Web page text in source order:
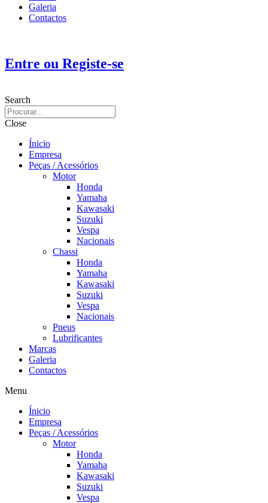
Galeria
Contactos
Entre ou Registe-se
Search
Close
Ínicio
Empresa
Peças / Acessórios
Motor
Honda
Yamaha
Kawasaki
Suzuki
Vespa
Nacionais
Chassi
Honda
Yamaha
Kawasaki
Suzuki
Vespa
Nacionais
Pneus
Lubrificantes
Marcas
Galeria
Contactos
Menu
Ínicio
Empresa
Peças / Acessórios
Motor
Honda
Yamaha
Kawasaki
Suzuki
Vespa